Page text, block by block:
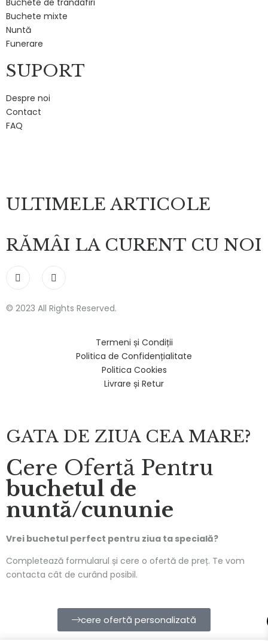
Buchete de trandafiri
Buchete mixte
Nuntă
Funerare
SUPORT
Despre noi
Contact
FAQ
ULTIMELE ARTICOLE
RĂMÂI LA CURENT CU NOI
© 2023 All Rights Reserved.
Termeni și Condiții
Politica de Confidențialitate
Politica Cookies
Livrare și Retur
GATA DE ZIUA CEA MARE?
Cere Ofertă Pentru
buchetul de
nuntă/cununie
Vrei buchetul perfect pentru ziua ta specială?
Completează formularul și cere o ofertă de preț. Te vom
contacta cât de curând posibil.
cere ofertă personalizată